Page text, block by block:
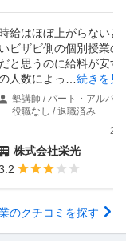
給はほぼ上がらないと
いビザビ側の個別授業の
だと思うのに給料が安す
人数によっ …続きを見
塾講師 / パート・アルバ
役職なし / 退職済み
株式会社栄光
のクチコミを探す